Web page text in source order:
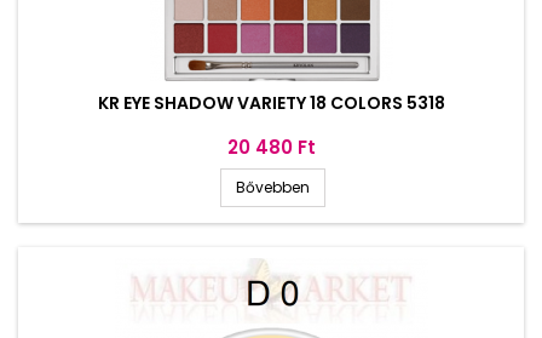
KR EYE SHADOW VARIETY 18 COLORS 5318
Ár
20 480 Ft
Bővebben